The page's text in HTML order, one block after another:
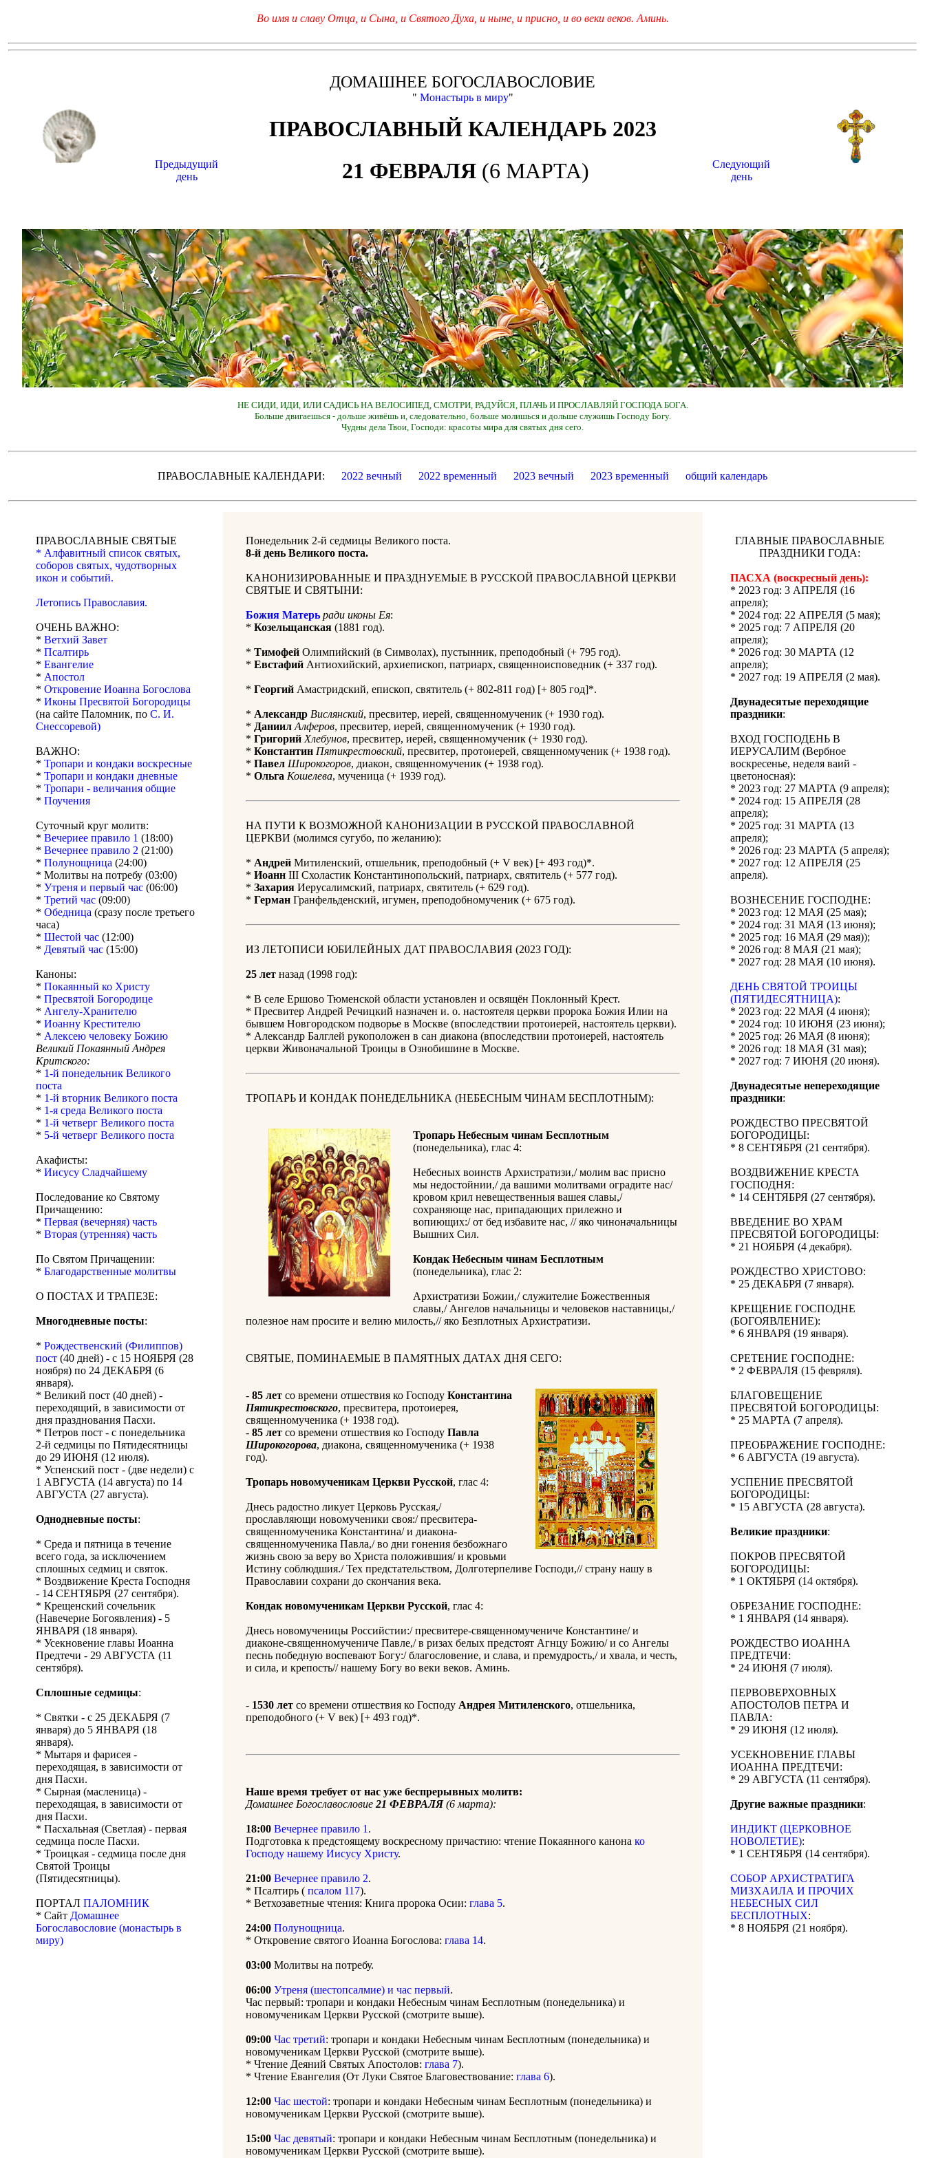
Во имя и славу Отца, и Сына, и Святого Духа, и ныне, и присно, и во веки веков. Аминь.
ДОМАШНЕЕ БОГОСЛАВОСЛОВИЕ
" Монастырь в миру"
ПРАВОСЛАВНЫЙ КАЛЕНДАРЬ 2023
Предыдущий
день
21 ФЕВРАЛЯ(6 МАРТА)
Следующий
день
НЕ СИДИ, ИДИ, ИЛИ САДИСЬ НА ВЕЛОСИПЕД, СМОТРИ, РАДУЙСЯ, ПЛАЧЬ И ПРОСЛАВЛЯЙ ГОСПОДА БОГА.
Больше двигаешься - дольше живёшь и, следовательно, больше молишься и дольше служишь Господу Богу.
Чудны дела Твои, Господи: красоты мира для святых дня сего.
ПРАВОСЛАВНЫЕ КАЛЕНДАРИ: 2022 вечный 2022 временный 2023 вечный 2023 временный общий календарь
ПРАВОСЛАВНЫЕ СВЯТЫЕ
* Алфавитный список святых,
соборов святых, чудотворных
икон и событий.
Летопись Православия.
ОЧЕНЬ ВАЖНО:
* Ветхий Завет
* Псалтирь
* Евангелие
* Апостол
* Откровение Иоанна Богослова
* Иконы Пресвятой Богородицы
(на сайте Паломник, по С. И.
Снессоревой)
ВАЖНО:
* Тропари и кондаки воскресные
* Тропари и кондаки дневные
* Тропари - величания общие
* Поучения
Суточный круг молитв:
* Вечериее правило 1 (18:00)
* Вечернее правило 2 (21:00)
* Полунощница (24:00)
* Молитвы на потребу (03:00)
* Утреня и первый час (06:00)
* Третий час (09:00)
* Обедница (сразу после третьего
часа)
* Шестой час (12:00)
* Девятый час (15:00)
Каноны:
* Покаянный ко Христу
* Пресвятой Богородице
* Ангелу-Хранителю
* Иоанну Крестителю
* Алексею человеку Божию
Великий Покаянный Андрея
Критского:
* 1-й понедельник Великого
поста
* 1-й вторник Великого поста
* 1-я среда Великого поста
* 1-й четверг Великого поста
* 5-й четверг Великого поста
Акафисты:
* Иисусу Сладчайшему
Последование ко Святому
Причащению:
* Первая (вечерняя) часть
* Вторая (утренняя) часть
По Святом Причащении:
* Благодарственные молитвы
О ПОСТАХ И ТРАПЕЗЕ:
Многодневные посты:
* Рождественский (Филиппов)
пост (40 дней) - с 15 НОЯБРЯ (28
ноября) по 24 ДЕКАБРЯ (6
января).
* Великий пост (40 дней) -
переходящий, в зависимости от
дня празднования Пасхи.
* Петров пост - с понедельника
2-й седмицы по Пятидесятницы
до 29 ИЮНЯ (12 июля).
* Успенский пост - (две недели) с
1 АВГУСТА (14 августа) по 14
АВГУСТА (27 августа).
Однодневные посты:
* Среда и пятница в течение
всего года, за исключением
сплошных седмиц и святок.
* Воздвижение Креста Господня
- 14 СЕНТЯБРЯ (27 сентября).
* Крещенский сочельник
(Навечерие Богоявления) - 5
ЯНВАРЯ (18 января).
* Усекновение главы Иоанна
Предтечи - 29 АВГУСТА (11
сентября).
Сплошные седмицы:
* Святки - с 25 ДЕКАБРЯ (7
января) до 5 ЯНВАРЯ (18
января).
* Мытаря и фарисея -
переходящая, в зависимости от
дня Пасхи.
* Сырная (масленица) -
переходящая, в зависимости от
дня Пасхи.
* Пасхальная (Светлая) - первая
седмица после Пасхи.
* Троицкая - седмица после дня
Святой Троицы
(Пятидесятницы).
ПОРТАЛ ПАЛОМНИК
* Сайт Домашнее
Богославословие (монастырь в
миру)
Понедельник 2-й седмицы Великого поста.
8-й день Великого поста.
КАНОНИЗИРОВАННЫЕ И ПРАЗДНУЕМЫЕ В РУССКОЙ ПРАВОСЛАВНОЙ ЦЕРКВИ
СВЯТЫЕ И СВЯТЫНИ:
Божия Матерь ради иконы Ея:
* Козельщанская (1881 год).
* Тимофей Олимпийский (в Символах), пустынник, преподобный (+ 795 год).
* Евстафий Антиохийский, архиепископ, патриарх, священноисповедник (+ 337 год).
* Георгий Амастридский, епископ, святитель (+ 802-811 год) [+ 805 год]*.
* Александр Вислянский, пресвитер, иерей, священномученик (+ 1930 год).
* Даниил Алферов, пресвитер, иерей, священномученик (+ 1930 год).
* Григорий Хлебунов, пресвитер, иерей, священномученик (+ 1930 год).
* Константин Пятикрестовский, пресвитер, протоиерей, священномученик (+ 1938 год).
* Павел Широкогоров, диакон, священномученик (+ 1938 год).
* Ольга Кошелева, мученица (+ 1939 год).
НА ПУТИ К ВОЗМОЖНОЙ КАНОНИЗАЦИИ В РУССКОЙ ПРАВОСЛАВНОЙ
ЦЕРКВИ (молимся сугубо, по желанию):
* Андрей Митиленский, отшельник, преподобный (+ V век) [+ 493 год)*.
* Иоанн III Схоластик Константинопольский, патриарх, святитель (+ 577 год).
* Захария Иерусалимский, патриарх, святитель (+ 629 год).
* Герман Гранфельденский, игумен, преподобномученик (+ 675 год).
ИЗ ЛЕТОПИСИ ЮБИЛЕЙНЫХ ДАТ ПРАВОСЛАВИЯ (2023 ГОД):
25 лет назад (1998 год):
* В селе Ершово Тюменской области установлен и освящён Поклонный Крест.
* Пресвитер Андрей Речицкий назначен и. о. настоятеля церкви пророка Божия Илии на
бывшем Новгородском подворье в Москве (впоследствии протоиерей, настоятель церкви).
* Александр Балглей рукоположен в сан диакона (впоследствии протоиерей, настоятель
церкви Живоначальной Троицы в Ознобишине в Москве.
ТРОПАРЬ И КОНДАК ПОНЕДЕЛЬНИКА (НЕБЕСНЫМ ЧИНАМ БЕСПЛОТНЫМ):
Тропарь Небесным чинам Бесплотным
(понедельника), глас 4:
Небесных воинств Архистратизи,/ молим вас присно
мы недостойнии,/ да вашими молитвами оградите нас/
кровом крил невещественныя вашея славы,/
сохраняюще нас, припадающих прилежно и
вопиющих:/ от бед избавите нас, // яко чиноначальницы
Вышних Сил.
Кондак Небесным чинам Бесплотным
(понедельника), глас 2:
Архистратизи Божии,/ служителие Божественныя
славы,/ Ангелов начальницы и человеков наставницы,/
полезное нам просите и велию милость,// яко Безплотных Архистратизи.
СВЯТЫЕ, ПОМИНАЕМЫЕ В ПАМЯТНЫХ ДАТАХ ДНЯ СЕГО:
- 85 лет со времени отшествия ко Господу Константина
Пятикрестовского, пресвитера, протоиерея,
священномученика (+ 1938 год).
- 85 лет со времени отшествия ко Господу Павла
Широкогорова, диакона, священномученика (+ 1938
год).
Тропарь новомученикам Церкви Русской, глас 4:
Днесь радостно ликует Церковь Русская,/
прославляющи новомученики своя:/ пресвитера-
священномученика Константина/ и диакона-
священномученика Павла,/ во дни гонения безбожнаго
жизнь свою за веру во Христа положившия/ и кровьми
Истину соблюдшия./ Тех предстательством, Долготерпеливе Господи,// страну нашу в
Православии сохрани до скончания века.
Кондак новомученикам Церкви Русской, глас 4:
Днесь новомученицы Российстии:/ пресвитере-священномучениче Константине/ и
диаконе-священномучениче Павле,/ в ризах белых предстоят Агнцу Божию/ и со Ангелы
песнь победную воспевают Богу:/ благословение, и слава, и премудрость,/ и хвала, и честь,
и сила, и крепость// нашему Богу во веки веков. Аминь.
- 1530 лет со времени отшествия ко Господу Андрея Митиленского, отшельника,
преподобного (+ V век) [+ 493 год)*.
Наше время требует от нас уже беспрерывных молитв:
Домашнее Богославословие21 ФЕВРАЛЯ(6 марта):
18:00 Вечернее правило 1.
Подготовка к предстоящему воскресному причастию: чтение Покаянного канона ко
Господу нашему Иисусу Христу.
21:00 Вечернее правило 2.
* Псалтирь ( псалом 117).
* Ветхозаветные чтения: Книга пророка Осии: глава 5.
24:00 Полунощница.
* Откровение святого Иоанна Богослова: глава 14.
03:00 Молитвы на потребу.
06:00 Утреня (шестопсалмие) и час первый.
Час первый: тропари и кондаки Небесным чинам Бесплотным (понедельника) и
новомученикам Церкви Русской (смотрите выше).
09:00 Час третий: тропари и кондаки Небесным чинам Бесплотным (понедельника) и
новомученикам Церкви Русской (смотрите выше).
* Чтение Деяний Святых Апостолов: глава 7).
* Чтение Евангелия (От Луки Святое Благовествование: глава 6).
12:00 Час шестой: тропари и кондаки Небесным чинам Бесплотным (понедельника) и
новомученикам Церкви Русской (смотрите выше).
15:00 Час девятый: тропари и кондаки Небесным чинам Бесплотным (понедельника) и
новомученикам Церкви Русской (смотрите выше).
ГЛАВНЫЕ ПРАВОСЛАВНЫЕ
ПРАЗДНИКИ ГОДА:
ПАСХА (воскресный день):
* 2023 год: 3 АПРЕЛЯ (16
апреля);
* 2024 год: 22 АПРЕЛЯ (5 мая);
* 2025 год: 7 АПРЕЛЯ (20
апреля);
* 2026 год: 30 МАРТА (12
апреля);
* 2027 год: 19 АПРЕЛЯ (2 мая).
Двунадесятые переходящие
праздники:
ВХОД ГОСПОДЕНЬ В
ИЕРУСАЛИМ (Вербное
воскресенье, неделя ваий -
цветоносная):
* 2023 год: 27 МАРТА (9 апреля);
* 2024 год: 15 АПРЕЛЯ (28
апреля);
* 2025 год: 31 МАРТА (13
апреля);
* 2026 год: 23 МАРТА (5 апреля);
* 2027 год: 12 АПРЕЛЯ (25
апреля).
ВОЗНЕСЕНИЕ ГОСПОДНЕ:
* 2023 год: 12 МАЯ (25 мая);
* 2024 год: 31 МАЯ (13 июня);
* 2025 год: 16 МАЯ (29 мая));
* 2026 год: 8 МАЯ (21 мая);
* 2027 год: 28 МАЯ (10 июня).
ДЕНЬ СВЯТОЙ ТРОИЦЫ
(ПЯТИДЕСЯТНИЦА):
* 2023 год: 22 МАЯ (4 июня);
* 2024 год: 10 ИЮНЯ (23 июня);
* 2025 год: 26 МАЯ (8 июня);
* 2026 год: 18 МАЯ (31 мая);
* 2027 год: 7 ИЮНЯ (20 июня).
Двунадесятые непереходящие
праздники:
РОЖДЕСТВО ПРЕСВЯТОЙ
БОГОРОДИЦЫ:
* 8 СЕНТЯБРЯ (21 сентября).
ВОЗДВИЖЕНИЕ КРЕСТА
ГОСПОДНЯ:
* 14 СЕНТЯБРЯ (27 сентября).
ВВЕДЕНИЕ ВО ХРАМ
ПРЕСВЯТОЙ БОГОРОДИЦЫ:
* 21 НОЯБРЯ (4 декабря).
РОЖДЕСТВО ХРИСТОВО:
* 25 ДЕКАБРЯ (7 января).
КРЕЩЕНИЕ ГОСПОДНЕ
(БОГОЯВЛЕНИЕ):
* 6 ЯНВАРЯ (19 января).
СРЕТЕНИЕ ГОСПОДНЕ:
* 2 ФЕВРАЛЯ (15 февряля).
БЛАГОВЕЩЕНИЕ
ПРЕСВЯТОЙ БОГОРОДИЦЫ:
* 25 МАРТА (7 апреля).
ПРЕОБРАЖЕНИЕ ГОСПОДНЕ:
* 6 АВГУСТА (19 августа).
УСПЕНИЕ ПРЕСВЯТОЙ
БОГОРОДИЦЫ:
* 15 АВГУСТА (28 августа).
Великие праздники:
ПОКРОВ ПРЕСВЯТОЙ
БОГОРОДИЦЫ:
* 1 ОКТЯБРЯ (14 октября).
ОБРЕЗАНИЕ ГОСПОДНЕ:
* 1 ЯНВАРЯ (14 января).
РОЖДЕСТВО ИОАННА
ПРЕДТЕЧИ:
* 24 ИЮНЯ (7 июля).
ПЕРВОВЕРХОВНЫХ
АПОСТОЛОВ ПЕТРА И
ПАВЛА:
* 29 ИЮНЯ (12 июля).
УСЕКНОВЕНИЕ ГЛАВЫ
ИОАННА ПРЕДТЕЧИ:
* 29 АВГУСТА (11 сентября).
Другие важные праздники:
ИНДИКТ (ЦЕРКОВНОЕ
НОВОЛЕТИЕ):
* 1 СЕНТЯБРЯ (14 сентября).
CОБОР АРХИСТРАТИГА
МИЗХАИЛА И ПРОЧИХ
НЕБЕСНЫХ СИЛ
БЕСПЛОТНЫХ:
* 8 НОЯБРЯ (21 ноября).